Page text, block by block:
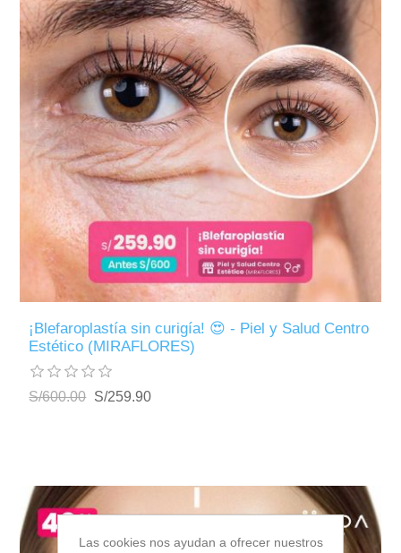
¡Blefaroplastía sin curigía! 😍 - Piel y Salud Centro
Estético (MIRAFLORES)
S/600.00 S/259.90
Las cookies nos ayudan a ofrecer nuestros